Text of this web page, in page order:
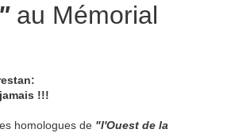
au Mémorial
!!!
homologues de "l'Ouest de la